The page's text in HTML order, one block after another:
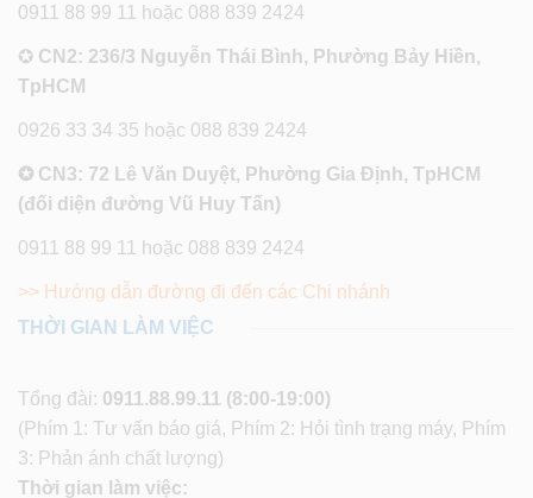
0911 88 99 11 hoặc 088 839 2424
✪ CN2: 236/3 Nguyễn Thái Bình, Phường Bảy Hiền,
TpHCM
0926 33 34 35 hoặc 088 839 2424
✪ CN3: 72 Lê Văn Duyệt, Phường Gia Định, TpHCM
(đối diện đường Vũ Huy Tấn)
0911 88 99 11 hoặc 088 839 2424
>> Hướng dẫn đường đi đến các Chi nhánh
THỜI GIAN LÀM VIỆC
Tổng đài: 0911.88.99.11 (8:00-19:00)
(Phím 1: Tư vấn báo giá, Phím 2: Hỏi tình trạng máy, Phím
3: Phản ánh chất lượng)
Thời gian làm việc: